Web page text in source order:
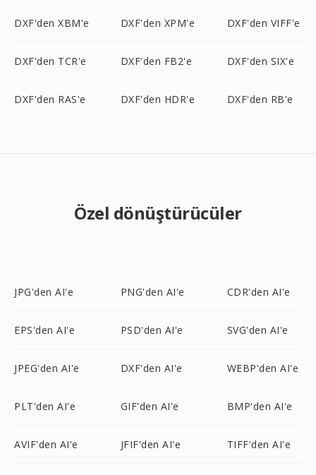
DXF'den XBM'e DXF'den XPM'e DXF'den VIFF'e
DXF'den TCR'e DXF'den FB2'e DXF'den SIX'e
DXF'den RAS'e DXF'den HDR'e DXF'den RB'e
Özel dönüştürücüler
JPG'den AI'e PNG'den AI'e CDR'den AI'e
EPS'den AI'e PSD'den AI'e SVG'den AI'e
JPEG'den AI'e DXF'den AI'e WEBP'den AI'e
PLT'den AI'e GIF'den AI'e BMP'den AI'e
AVIF'den AI'e JFIF'den AI'e TIFF'den AI'e